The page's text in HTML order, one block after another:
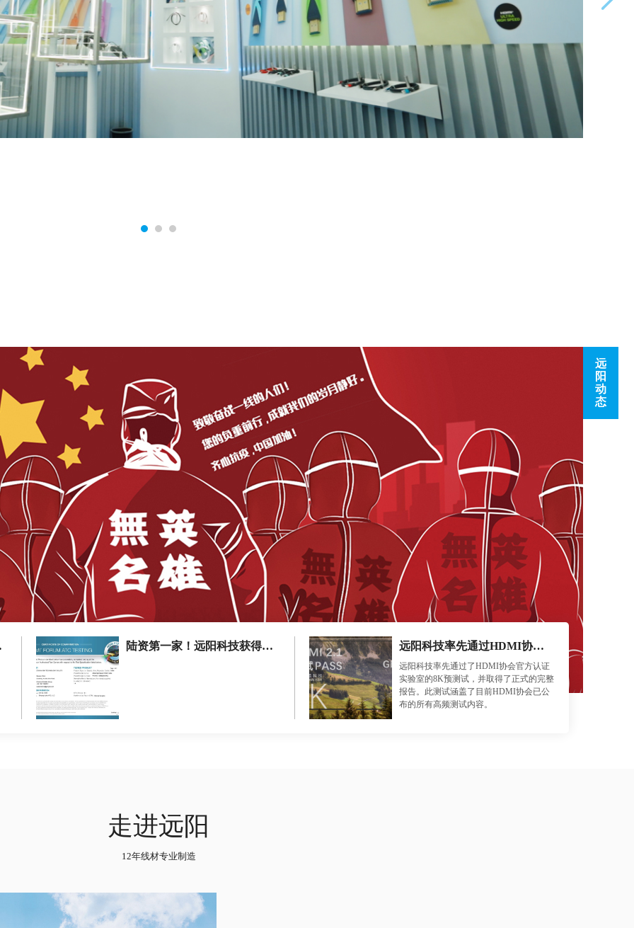
远
阳
动
态
(1) 陆资第一家！远阳科技获得HDMI协会2.1V认证！！ 远阳科技率先通过HDMI协会8K测试标准
远阳科技率先通过了HDMI协会官方认证
实验室的8K预测试，并取得了正式的完整
报告。此测试涵盖了目前HDMI协会已公
布的所有高频测试内容。
走进远阳
12年线材专业制造